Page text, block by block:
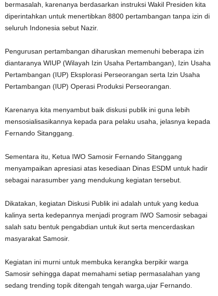
bermasalah, karenanya berdasarkan instruksi Wakil Presiden kita
diperintahkan untuk menertibkan 8800 pertambangan tanpa izin di
seluruh Indonesia sebut Nazir.
Pengurusan pertambangan diharuskan memenuhi beberapa izin
diantaranya WIUP (Wilayah Izin Usaha Pertambangan), Izin Usaha
Pertambangan (IUP) Eksplorasi Perseorangan serta Izin Usaha
Pertambangan (IUP) Operasi Produksi Perseorangan.
Karenanya kita menyambut baik diskusi publik ini guna lebih
mensosialisasikannya kepada para pelaku usaha, jelasnya kepada
Fernando Sitanggang.
Sementara itu, Ketua IWO Samosir Fernando Sitanggang
menyampaikan apresiasi atas kesediaan Dinas ESDM untuk hadir
sebagai narasumber yang mendukung kegiatan tersebut.
Dikatakan, kegiatan Diskusi Publik ini adalah untuk yang kedua
kalinya serta kedepannya menjadi program IWO Samosir sebagai
salah satu bentuk pengabdian untuk ikut serta mencerdaskan
masyarakat Samosir.
Kegiatan ini murni untuk membuka kerangka berpikir warga
Samosir sehingga dapat memahami setiap permasalahan yang
sedang trending topik ditengah tengah warga,ujar Fernando.